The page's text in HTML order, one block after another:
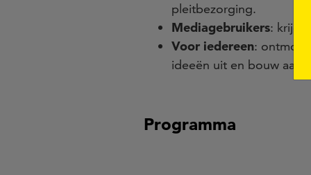
pleitbezorging.
Mediagebruikers: krijg
Voor iedereen: ontmoet
ideeën uit en bouw aan
Programma